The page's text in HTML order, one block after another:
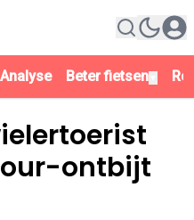
Analyse Beter fietsen
ontbijt